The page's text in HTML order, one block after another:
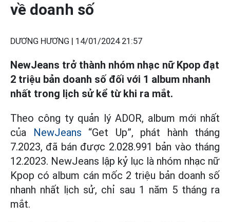
về doanh số
DƯƠNG HƯƠNG | 14/01/2024 21:57
NewJeans trở thành nhóm nhạc nữ Kpop đạt
2 triệu bản doanh số đối với 1 album nhanh
nhất trong lịch sử kể từ khi ra mắt.
Theo công ty quản lý ADOR, album mới nhất
của
NewJeans “Get Up”, phát hành tháng
7.2023, đã bán được 2.028.991 bản vào tháng
12.2023. NewJeans lập kỷ lục là nhóm nhạc nữ
Kpop có album cán mốc 2 triệu bản doanh số
nhanh nhất lịch sử, chỉ sau 1 năm 5 tháng ra
mắt.